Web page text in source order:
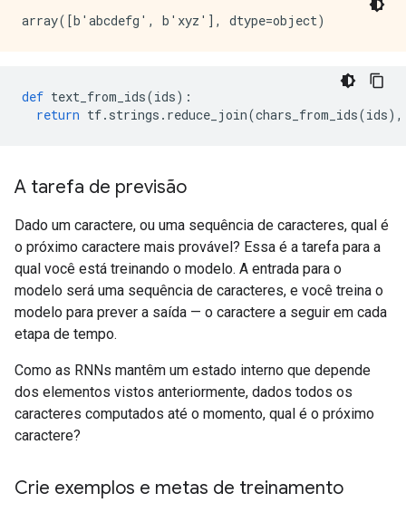
def text_from_ids(ids):
return tf. strings . reduce_join(chars_from_ids(ids),
A tarefa de previsão
Dado um caractere, ou uma sequência de caracteres, qual é
o próximo caractere mais provável? Essa é a tarefa para a
qual você está treinando o modelo. A entrada para o
modelo será uma sequência de caracteres, e você treina o
modelo para prever a saída — o caractere a seguir em cada
etapa de tempo.
Como as RNNs mantêm um estado interno que depende
dos elementos vistos anteriormente, dados todos os
caracteres computados até o momento, qual é o próximo
caractere?
Crie exemplos e metas de treinamento